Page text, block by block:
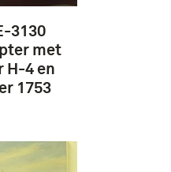
3130
met
H-4 en
1753